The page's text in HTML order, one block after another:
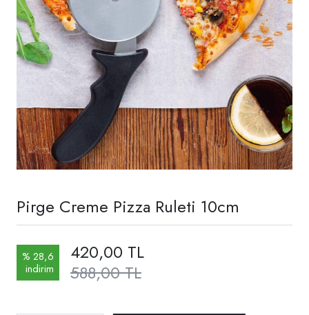
Pirge Creme Pizza Ruleti 10cm
% 28,6
indirim
588,00 TL
420,00 TL